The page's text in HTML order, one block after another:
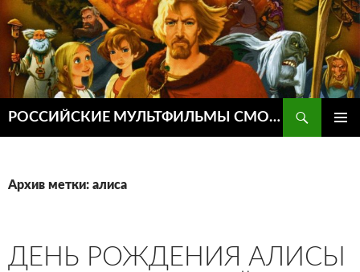
РОССИЙСКИЕ МУЛЬТФИЛЬМЫ СМОТРЕТЬ ОНЛАЙН
Архив метки: алиса
ДЕНЬ РОЖДЕНИЯ АЛИСЫ